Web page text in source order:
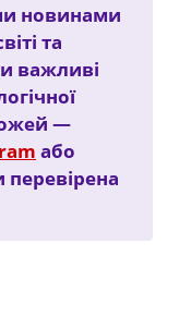
новинами
та
важливі
—
або
перевірена